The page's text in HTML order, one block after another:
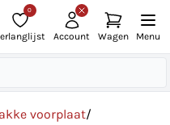
0
Account Wagen Menu
voorplaat/